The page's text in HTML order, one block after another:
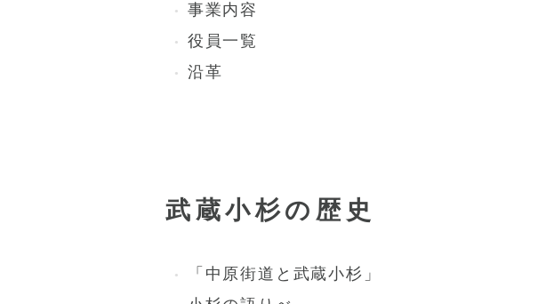
事業内容
役員一覧
沿革
武蔵小杉の歴史
「中原街道と武蔵小杉」